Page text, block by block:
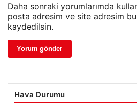
Daha sonraki yorumlarımda
posta adresim ve site adresim bu
kaydedilsin.
Hava Durumu